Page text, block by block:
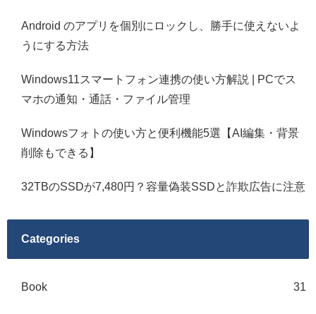
Android のアプリを個別にロックし、勝手に使えないよ
うにする方法
Windows11スマートフォン連携の使い方解説 | PCでス
マホの通知・通話・ファイル管理
Windowsフォトの使い方と便利機能5選【AI編集・背景
削除もできる】
32TBのSSDが7,480円？容量偽装SSDと詐欺広告に注意
Categories
Book 31